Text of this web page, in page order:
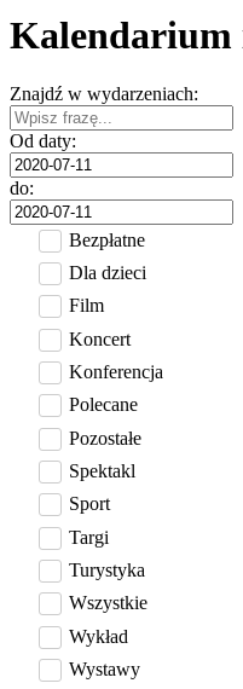
Kalendarium
Znajdź w wydarzeniach:
Od daty:
do:
Bezpłatne
Dla dzieci
Film
Koncert
Konferencja
Polecane
Pozostałe
Spektakl
Sport
Targi
Turystyka
Wszystkie
Wykład
Wystawy